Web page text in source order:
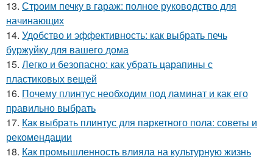
13. Строим печку в гараж: полное руководство для
начинающих
14. Удобство и эффективность: как выбрать печь
буржуйку для вашего дома
15. Легко и безопасно: как убрать царапины с
пластиковых вещей
16. Почему плинтус необходим под ламинат и как его
правильно выбрать
17. Как выбрать плинтус для паркетного пола: советы и
рекомендации
18. Как промышленность влияла на культурную жизнь